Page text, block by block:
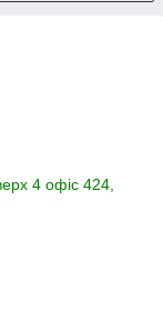
4 офіс 424,